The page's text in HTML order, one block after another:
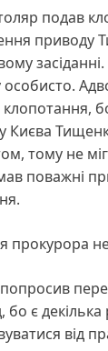
подав
приводу
особисто.
Києва
тому не міг
поважні
прокурора
бо є
від